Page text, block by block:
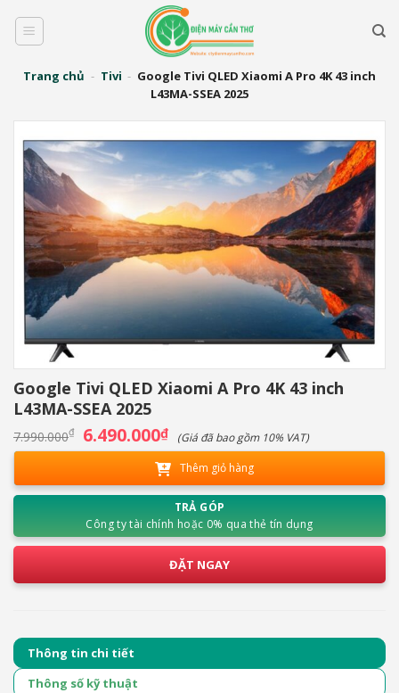
qua
dungTrang chủ - Tivi - Google Tivi QLED Xiaomi A Pro 4K 43 inch
L43MA-SSEA 2025
Google Tivi QLED Xiaomi A Pro 4K 43 inch
L43MA-SSEA 2025
7.990.000₫ Giá
gốc
6.490.000₫Giá
hiện
là:
6.490.000₫.
(Giá đã bao gồm 10% VAT)
Thêm giỏ hàng
TRẢ GÓP
Công ty tài chính hoặc 0% qua thẻ tín dụng
ĐẶT NGAY
Thông tin chi tiết
Thông số kỹ thuật